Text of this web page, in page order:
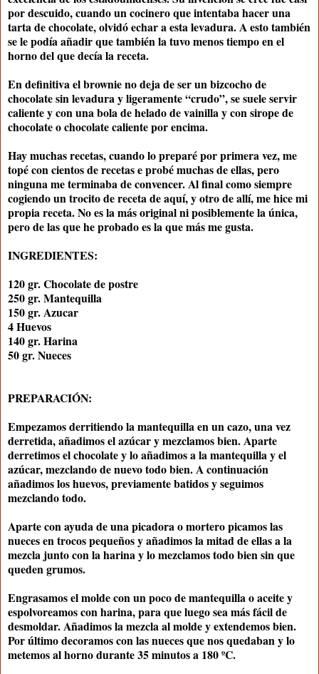
por descuido, cuando un cocinero que intentaba hacer una
tarta de chocolate, olvidó echar a esta levadura. A esto también
se le podía añadir que también la tuvo menos tiempo en el
horno del que decía la receta.
En definitiva el brownie no deja de ser un bizcocho de
chocolate sin levadura y ligeramente “crudo”, se suele servir
caliente y con una bola de helado de vainilla y con sirope de
chocolate o chocolate caliente por encima.
Hay muchas recetas, cuando lo preparé por primera vez, me
topé con cientos de recetas e probé muchas de ellas, pero
ninguna me terminaba de convencer. Al final como siempre
cogiendo un trocito de receta de aquí, y otro de allí, me hice mi
propia receta. No es la más original ni posiblemente la única,
pero de las que he probado es la que más me gusta.
INGREDIENTES:
120 gr. Chocolate de postre
250 gr. Mantequilla
150 gr. Azucar
4 Huevos
140 gr. Harina
50 gr. Nueces
PREPARACIÓN:
Empezamos derritiendo la mantequilla en un cazo, una vez
derretida, añadimos el azúcar y mezclamos bien. Aparte
derretimos el chocolate y lo añadimos a la mantequilla y el
azúcar, mezclando de nuevo todo bien. A continuación
añadimos los huevos, previamente batidos y seguimos
mezclando todo.
Aparte con ayuda de una picadora o mortero picamos las
nueces en trocos pequeños y añadimos la mitad de ellas a la
mezcla junto con la harina y lo mezclamos todo bien sin que
queden grumos.
Engrasamos el molde con un poco de mantequilla o aceite y
espolvoreamos con harina, para que luego sea más fácil de
desmoldar. Añadimos la mezcla al molde y extendemos bien.
Por último decoramos con las nueces que nos quedaban y lo
metemos al horno durante 35 minutos a 180 ºC.